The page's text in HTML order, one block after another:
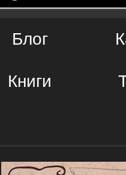
Блог
Книги